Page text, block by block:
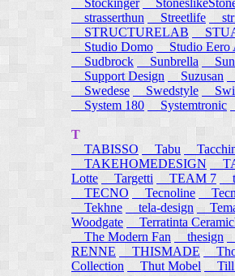
Stockinger
strasserthun
Streetlife
STRUCTURELAB
Studio Domo
Studio Eero
Sudbrock
Sunbrella
Support Design
Suzusan
Swedese
Swedstyle
System 180
Systemtronic
T
TABISSO
Tabu
TAKEHOMEDESIGN
Lotte
Targetti TEAM 7
TECNO
Tecnoline
Tekhne
tela-design
Woodgate
Terratinta
The Modern Fan
thesign
RENNE
THISMADE
Collection
Thut Mobel
Till